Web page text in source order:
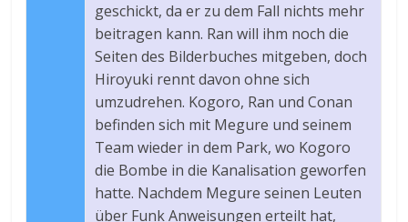
geschickt, da er zu dem Fall nichts mehr
beitragen kann. Ran will ihm noch die
Seiten des Bilderbuches mitgeben, doch
Hiroyuki rennt davon ohne sich
umzudrehen. Kogoro, Ran und Conan
befinden sich mit Megure und seinem
Team wieder in dem Park, wo Kogoro
die Bombe in die Kanalisation geworfen
hatte. Nachdem Megure seinen Leuten
über Funk Anweisungen erteilt hat,